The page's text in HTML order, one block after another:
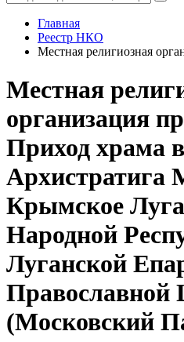
Главная
Реестр НКО
Местная религиозная
Местная
организация
Приход храма
Архистратига
Крымское
Народной
Луганской
Православной
(Московский